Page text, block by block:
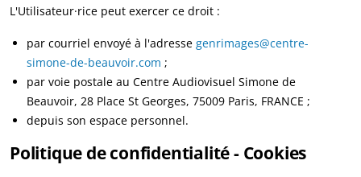
L'Utilisateur·rice peut exercer ce droit :
par courriel envoyé à l'adresse genrimages@centre-
simone-de-beauvoir.com ;
par voie postale au Centre Audiovisuel Simone de
Beauvoir, 28 Place St Georges, 75009 Paris, FRANCE ;
depuis son espace personnel.
Politique de confidentialité - Cookies